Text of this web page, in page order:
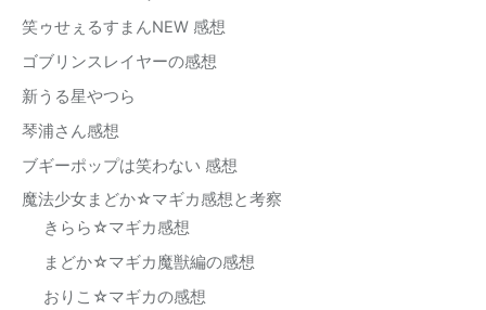
笑ゥせぇるすまんNEW 感想
ゴブリンスレイヤーの感想
新うる星やつら
琴浦さん感想
ブギーポップは笑わない 感想
魔法少女まどか☆マギカ感想と考察
きらら☆マギカ感想
まどか☆マギカ魔獣編の感想
おりこ☆マギカの感想